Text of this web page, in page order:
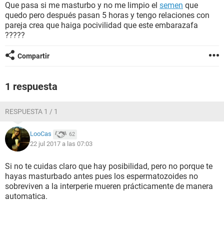
BIENESTAR
SEXUALIDAD
GLOSARIO
Que pasa si me masturbo y no me limpio el semen que
quedo pero después pasan 5 horas y tengo relaciones con
pareja crea que haiga pocivilidad que este embarazafa
?????
Compartir
1 respuesta
RESPUESTA 1 / 1
LooCas 62
22 jul 2017 a las 07:03
Si no te cuidas claro que hay posibilidad, pero no porque te
hayas masturbado antes pues los espermatozoides no
sobreviven a la interperie mueren prácticamente de manera
automatica.